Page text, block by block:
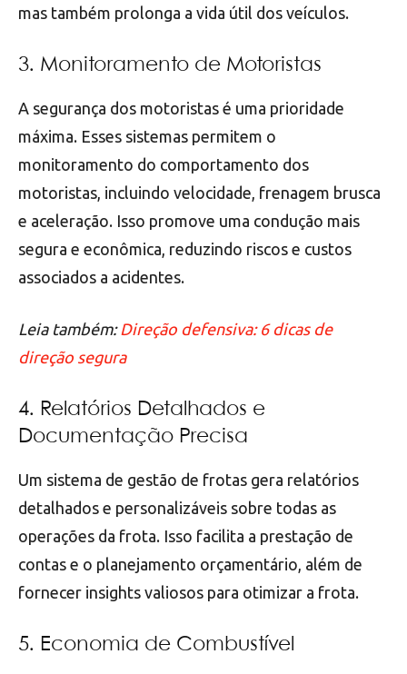
mas também prolonga a vida útil dos veículos.
3. Monitoramento de Motoristas
A segurança dos motoristas é uma prioridade
máxima. Esses sistemas permitem o
monitoramento do comportamento dos
motoristas, incluindo velocidade, frenagem brusca
e aceleração. Isso promove uma condução mais
segura e econômica, reduzindo riscos e custos
associados a acidentes.
Leia também: Direção defensiva: 6 dicas de
direção segura
4. Relatórios Detalhados e
Documentação Precisa
Um sistema de gestão de frotas gera relatórios
detalhados e personalizáveis sobre todas as
operações da frota. Isso facilita a prestação de
contas e o planejamento orçamentário, além de
fornecer insights valiosos para otimizar a frota.
5. Economia de Combustível